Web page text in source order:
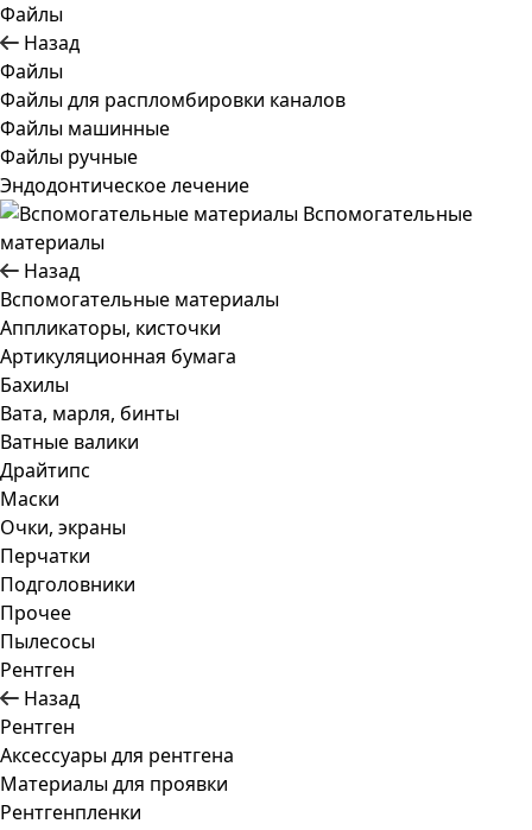
Файлы
Назад
Файлы
Файлы для распломбировки каналов
Файлы машинные
Файлы ручные
Эндодонтическое лечение
Вспомогательные
материалы
Назад
Вспомогательные материалы
Аппликаторы, кисточки
Артикуляционная бумага
Бахилы
Вата, марля, бинты
Ватные валики
Драйтипс
Маски
Очки, экраны
Перчатки
Подголовники
Прочее
Пылесосы
Рентген
Назад
Рентген
Аксессуары для рентгена
Материалы для проявки
Рентгенпленки